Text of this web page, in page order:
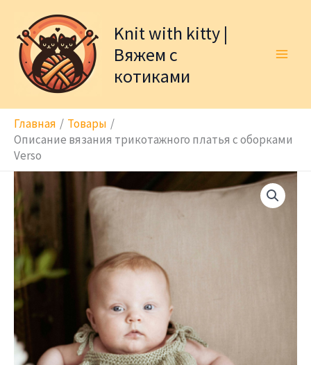
содержимому
Knit with kitty |
Вяжем с
котиками
Главная
Товары
Описание вязания трикотажного платья с оборками
Verso